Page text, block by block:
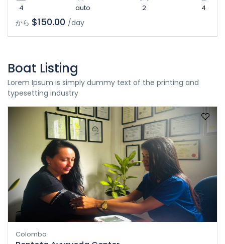
4 auto 2 4
から $150.00 /day
Boat Listing
Lorem Ipsum is simply dummy text of the printing and
typesetting industry
Colombo